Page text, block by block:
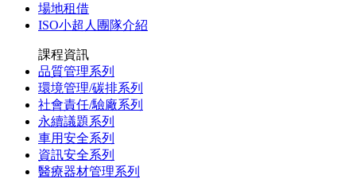
場地租借
ISO小超人團隊介紹
課程資訊
品質管理系列
環境管理/碳排系列
社會責任/驗廠系列
永續議題系列
車用安全系列
資訊安全系列
醫療器材管理系列